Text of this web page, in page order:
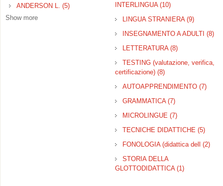
ANDERSON L. (5)Apply ANDERSON L. filter
Show more
INTERLINGUA (10)
E INTERLINGUA
filter
LINGUA STRANIERA (9)
INSEGNAMENTO A ADULTI (8)
LETTERATURA (8)
filter
TESTING (valutazione, verifica,
certificazione) (8)
verifica,
certificazione) filter
AUTOAPPRENDIMENTO (7)
GRAMMATICA (7)
filter
MICROLINGUE (7)
filter
TECNICHE DIDATTICHE (5)
FONOLOGIA (didattica dell (2)
STORIA DELLA
GLOTTODIDATTICA (1)